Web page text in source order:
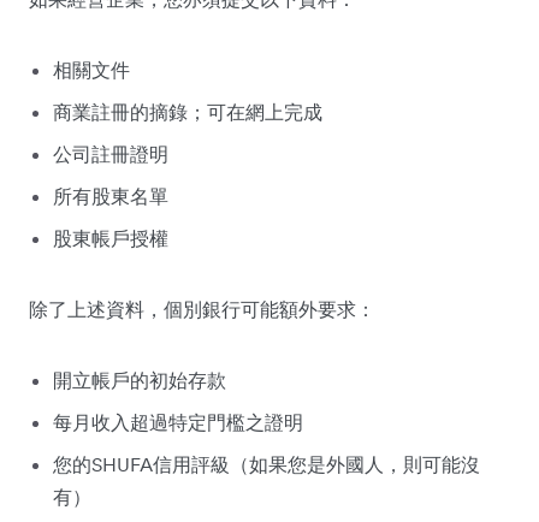
相關文件
商業註冊的摘錄；可在網上完成
公司註冊證明
所有股東名單
股東帳戶授權
除了上述資料，個別銀行可能額外要求：
開立帳戶的初始存款
每月收入超過特定門檻之證明
您的SHUFA信用評級（如果您是外國人，則可能沒
有）